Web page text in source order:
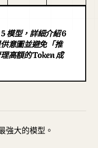
模型，詳細介紹 6
意圖並避免「推
高額的 Token 成
強大的模型。